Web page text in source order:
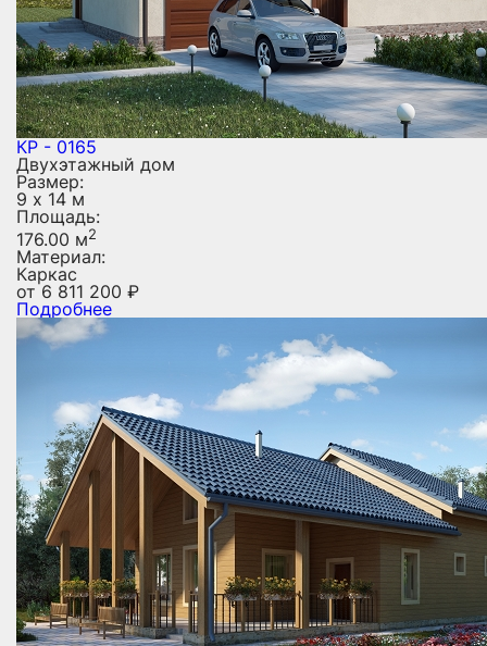
КР - 0165
Двухэтажный дом
Размер:
9 х 14 м
Площадь:
176.00 м2
Материал:
Каркас
от6 811 200 ₽
Подробнее